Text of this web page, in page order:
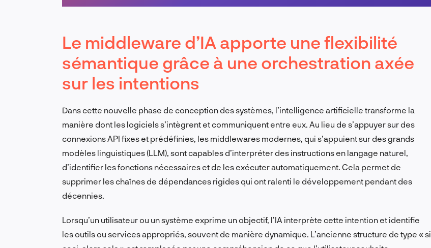
Le middleware d’IA apporte une flexibilité
sémantique grâce à une orchestration axée
sur les intentions
Dans cette nouvelle phase de conception des systèmes, l’intelligence artificielle transforme la
manière dont les logiciels s’intègrent et communiquent entre eux. Au lieu de s’appuyer sur des
connexions API fixes et prédéfinies, les middlewares modernes, qui s’appuient sur des grands
modèles linguistiques (LLM), sont capables d’interpréter des instructions en langage naturel,
d’identifier les fonctions nécessaires et de les exécuter automatiquement. Cela permet de
supprimer les chaînes de dépendances rigides qui ont ralenti le développement pendant des
décennies.
Lorsqu’un utilisateur ou un système exprime un objectif, l’IA interprète cette intention et identifie
les outils ou services appropriés, souvent de manière dynamique. L’ancienne structure de type « si